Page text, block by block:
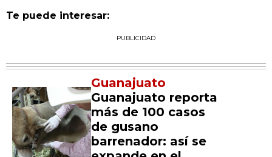
Te puede interesar:
PUBLICIDAD
Guanajuato
Guanajuato reporta
más de 100 casos
de gusano
barrenador: así se